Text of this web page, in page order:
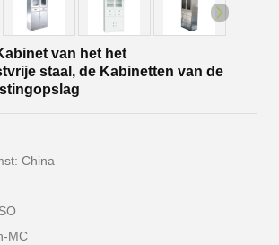
van het het
staal, de Kabinetten van de
China
MC